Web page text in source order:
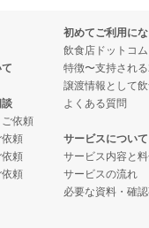
抜き売却物件の案件一
き売却物件の案件一覧
抜き売却物件の案件一覧
抜き売却物件の案件一
抜き売却物件の案件一
売却物件の案件一覧
居抜き売却物件の案件
デリの居抜き売却物件
・スナックの居抜き売
却物件の案件一覧
スナックの居抜き売却
物件の案件一覧
グバーの居抜き売却物
物件の案件一覧
却物件の案件一覧
依頼
頼
頼
頼
初めてご利用に
飲食店ドットコ
特徴〜支持され
譲渡情報として
よくある質問
サービスについて
サービス内容と
サービスの流れ
必要な資料・確